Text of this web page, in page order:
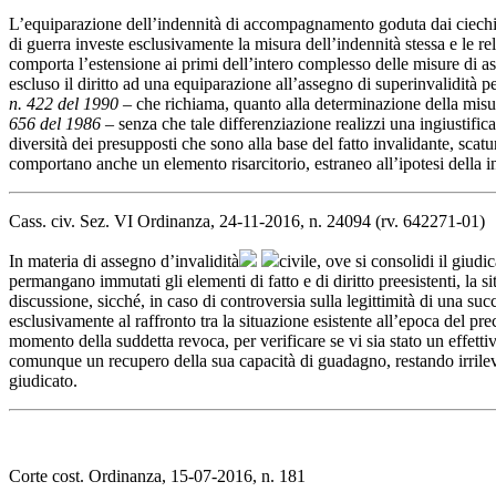
L’equiparazione dell’indennità di accompagnamento goduta dai
di guerra investe esclusivamente la misura dell’indennità stessa e le
comporta l’estensione ai primi dell’intero complesso delle misure di
escluso il diritto ad una equiparazione all’assegno di superinvalidità
n. 422 del 1990 – che richiama, quanto alla determinazione della
656 del 1986 – senza che tale differenziazione realizzi una
diversità dei presupposti che sono alla base del fatto invalidante,
comportano anche un elemento risarcitorio, estraneo all’ipotesi della
Cass. civ. Sez. VI Ordinanza, 24-11-2016, n. 24094 (rv. 642271-01)
In materia di assegno d’invalidità civile, ove si consolidi il
permangano immutati gli elementi di fatto e di diritto preesistenti, la
discussione, sicché, in caso di controversia sulla legittimità di una
esclusivamente al raffronto tra la situazione esistente all’epoca del
momento della suddetta revoca, per verificare se vi sia stato un
comunque un recupero della sua capacità di guadagno, restando
giudicato.
Corte cost. Ordinanza, 15-07-2016, n. 181